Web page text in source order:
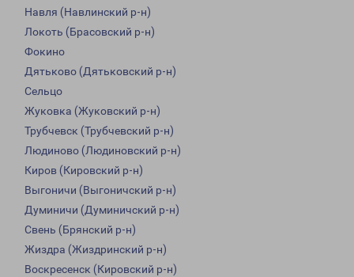
Навля (Навлинский р-н)
Локоть (Брасовский р-н)
Фокино
Дятьково (Дятьковский р-н)
Сельцо
Жуковка (Жуковский р-н)
Трубчевск (Трубчевский р-н)
Людиново (Людиновский р-н)
Киров (Кировский р-н)
Выгоничи (Выгоничский р-н)
Думиничи (Думиничский р-н)
Свень (Брянский р-н)
Жиздра (Жиздринский р-н)
Воскресенск (Кировский р-н)